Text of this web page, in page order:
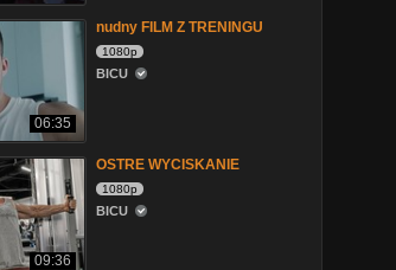
06:35
nudny FILM Z TRENINGU
1080p
BICU
09:36
OSTRE WYCISKANIE
1080p
BICU